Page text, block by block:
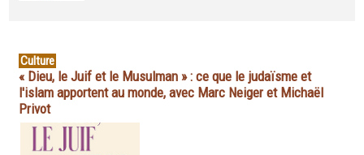
Culture
« Dieu, le Juif et le Musulman » : ce que le judaïsme et
l'islam apportent au monde, avec Marc Neiger et Michaël
Privot